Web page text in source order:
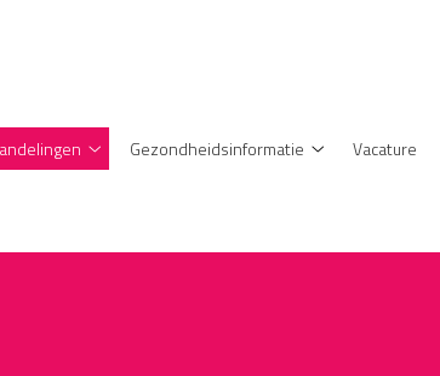
Behandelingen
Gezondheidsinformatie
Vacature